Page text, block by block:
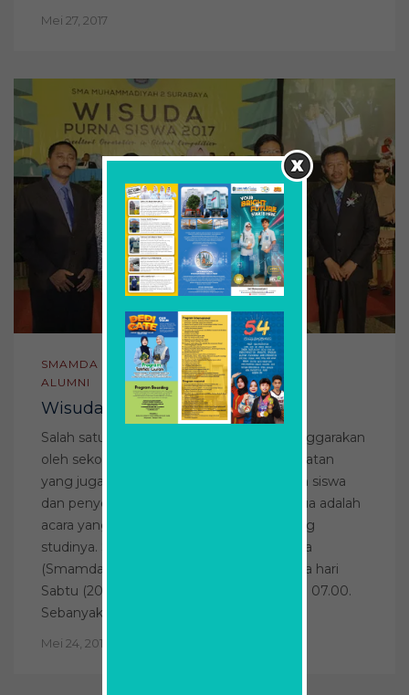
Mei 27, 2017
SMAMDA
ALUMNI
Wisuda Purna Siswa 2017
Salah satu kegiatan tahunan yang diselenggarakan
oleh sekolah adalah kegiatan wisuda, kegiatan
yang juga merupakan kegiatan pelepasan siswa
dan penyerahan kembali kepada orang tua adalah
acara yang dinantikan siswa di akhir jenjang
studinya. SMA Muhammadiyah 2 Surabaya
(Smamda) menghelat acara akbar itu pada hari
Sabtu (20/5/2017) di Graha ITS mulai pukul 07.00.
Sebanyak 286 siswa […]
Mei 24, 2017